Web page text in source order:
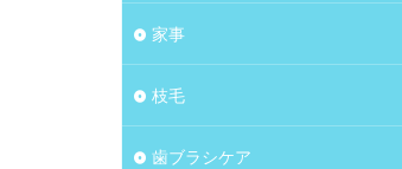
家事
枝毛
歯ブラシケア